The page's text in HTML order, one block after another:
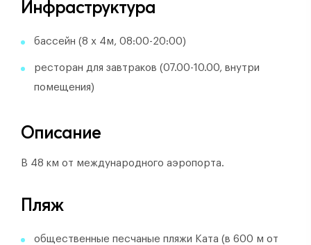
Инфраструктура
бассейн (8 х 4м, 08:00-20:00)
ресторан для завтраков (07.00-10.00, внутри
помещения)
Описание
В 48 км от международного аэропорта.
Пляж
общественные песчаные пляжи Ката (в 600 м от